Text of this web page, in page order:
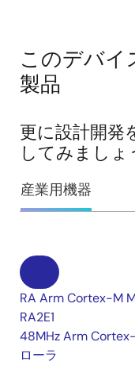
このデバイ
製品
更に設計開発
してみましょ
産業用機器
RA Arm Cortex-M
RA2E1
48MHz Arm
ローラ